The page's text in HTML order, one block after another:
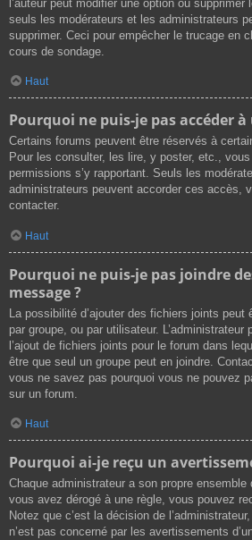
l’auteur peut modifier une option ou supprimer
seuls les modérateurs et les administrateurs
supprimer. Ceci pour empêcher le trucage en
cours de sondage.
Haut
Pourquoi ne puis-je pas accéder
Certains forums peuvent être réservés à
Pour les consulter, les lire, y poster, etc.,
permissions s’y rapportant. Seuls les
administrateurs peuvent accorder ces accès,
contacter.
Haut
Pourquoi ne puis-je pas joindre
message ?
La possibilité d’ajouter des fichiers joints peut
par groupe, ou par utilisateur.
l’ajout de fichiers joints pour le forum dans
être que seul un groupe peut en joindre.
vous ne savez pas pourquoi vous ne pouvez
sur un forum.
Haut
Pourquoi ai-je reçu un
Chaque administrateur a son propre
vous avez dérogé à une règle, vous pouvez
Notez que c’est la décision de
n’est pas concerné par les avertissements